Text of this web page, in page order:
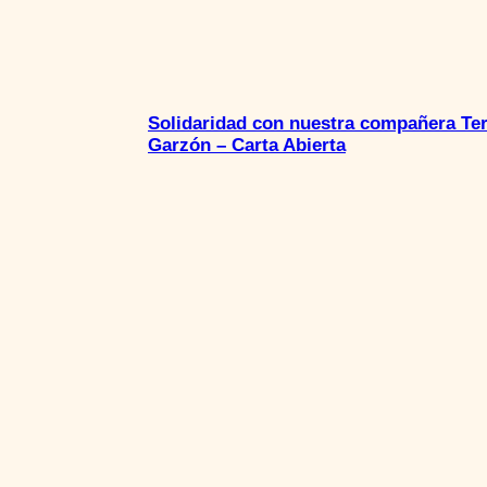
Solidaridad con nuestra compañera
Garzón – Carta Abierta